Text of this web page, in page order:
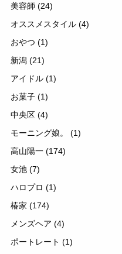
美容師 (24)
オススメスタイル (4)
おやつ (1)
新潟 (21)
アイドル (1)
お菓子 (1)
中央区 (4)
モーニング娘。 (1)
高山陽一 (174)
女池 (7)
ハロプロ (1)
椿家 (174)
メンズヘア (4)
ポートレート (1)